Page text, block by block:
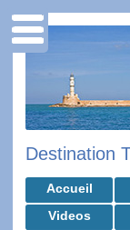
Destination
Accueil
Videos